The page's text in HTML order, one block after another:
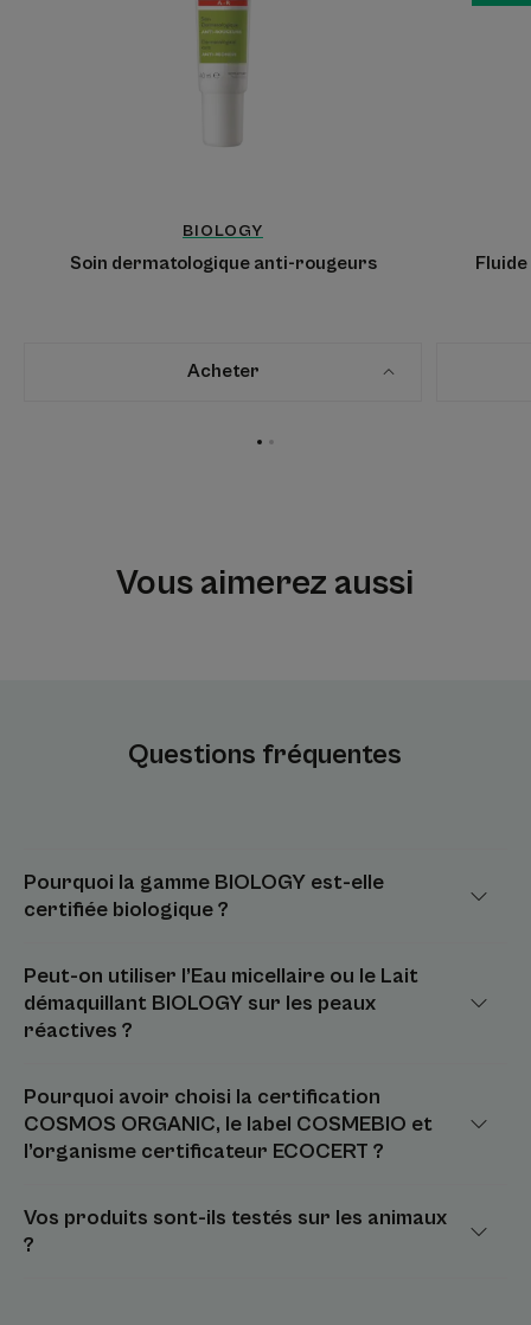
BIOLOGY
Soin dermatologique anti-rougeurs
Acheter
Vous aimerez aussi
Questions fréquentes
Pourquoi la gamme BIOLOGY est-elle
certifiée biologique ?
Peut-on utiliser l’Eau micellaire ou le Lait
démaquillant BIOLOGY sur les peaux
réactives ?
Pourquoi avoir choisi la certification
COSMOS ORGANIC, le label COSMEBIO et
l’organisme certificateur ECOCERT ?
Vos produits sont-ils testés sur les animaux
?